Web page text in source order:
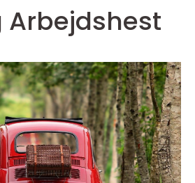
Arbejdshest